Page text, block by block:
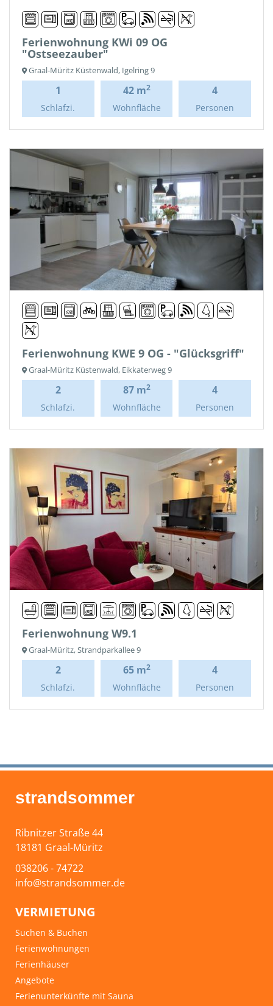
Ferienwohnung KWi 09 OG
"Ostseezauber"
Graal-Müritz Küstenwald, Igelring 9
1
Schlafzi.
42 m2
Wohnfläche
4
Personen
Ferienwohnung KWE 9 OG - "Glücksgriff"
Graal-Müritz Küstenwald, Eikkaterweg 9
2
Schlafzi.
87 m2
Wohnfläche
4
Personen
Ferienwohnung W9.1
Graal-Müritz, Strandparkallee 9
2
Schlafzi.
65 m2
Wohnfläche
4
Personen
strandsommer
Ribnitzer Straße 44
18181 Graal-Müritz
038206 - 74722
info@strandsommer.de
VERMIETUNG
Suchen & Buchen
Ferienwohnungen
Ferienhäuser
Angebote
Ferienunterkünfte mit Sauna